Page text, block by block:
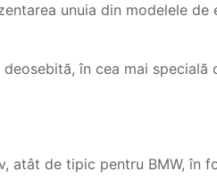
unuia din modelele de
în cea mai specială
atât de tipic pentru BMW, în